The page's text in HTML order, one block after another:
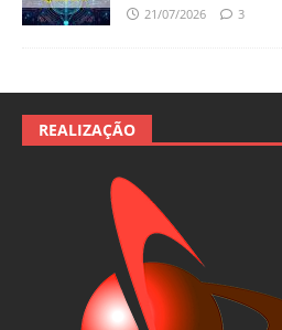
21/07/2026 3
REALIZAÇÃO